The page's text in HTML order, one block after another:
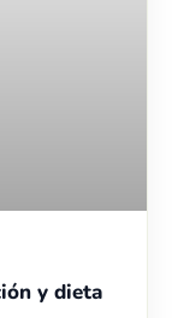
y dieta